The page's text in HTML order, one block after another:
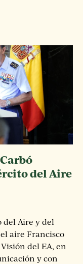
del Aire
del Aire y del
aire Francisco
del EA, en
y con